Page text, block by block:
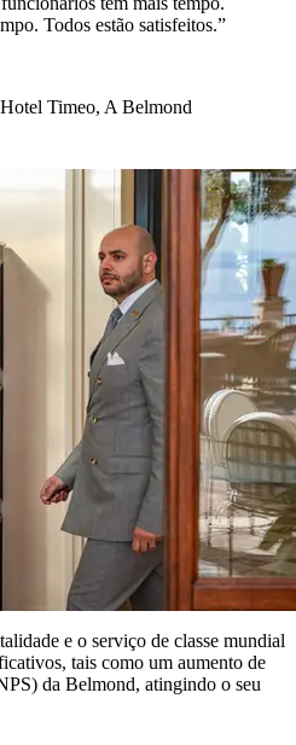
Todos estão satisfeitos.”
Timeo, A Belmond
e o serviço de classe mundial
tais como um aumento de
da Belmond, atingindo o seu